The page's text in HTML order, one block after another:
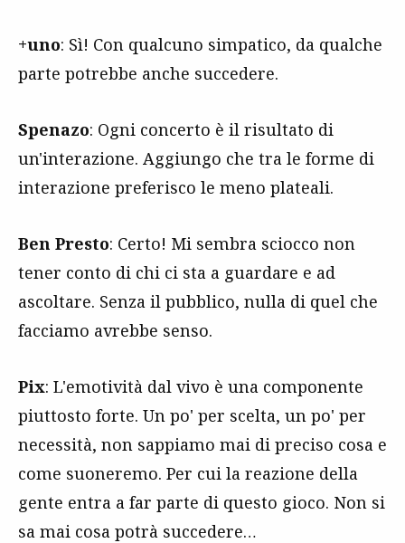
+uno: Sì! Con qualcuno simpatico, da qualche
parte potrebbe anche succedere.
Spenazo: Ogni concerto è il risultato di
un'interazione. Aggiungo che tra le forme di
interazione preferisco le meno plateali.
Ben Presto: Certo! Mi sembra sciocco non
tener conto di chi ci sta a guardare e ad
ascoltare. Senza il pubblico, nulla di quel che
facciamo avrebbe senso.
Pix: L'emotività dal vivo è una componente
piuttosto forte. Un po' per scelta, un po' per
necessità, non sappiamo mai di preciso cosa e
come suoneremo. Per cui la reazione della
gente entra a far parte di questo gioco. Non si
sa mai cosa potrà succedere…